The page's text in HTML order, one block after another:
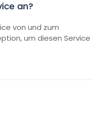
an?
von und zum
um diesen Service